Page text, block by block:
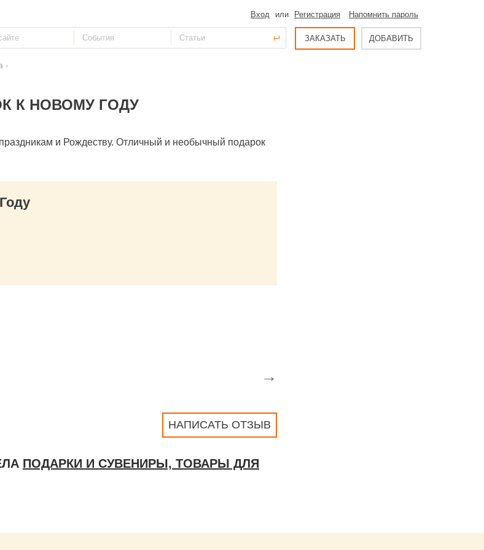
Вход или Регистрация Напомнить пароль
ЗАКАЗАТЬ ДОБАВИТЬ
-
К НОВОМУ ГОДУ
и Рождеству. Отличный и необычный подарок
→
НАПИСАТЬ ОТЗЫВ
ПОДАРКИ И СУВЕНИРЫ, ТОВАРЫ ДЛЯ